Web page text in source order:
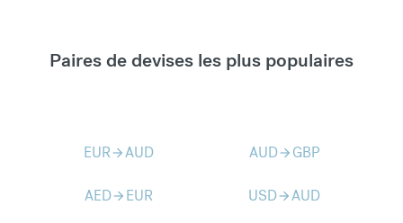
Paires de devises les plus populaires
EURarrow_forwardAUD AUDarrow_forward GBP
AEDarrow_forward EUR USDarrow_forwardAUD